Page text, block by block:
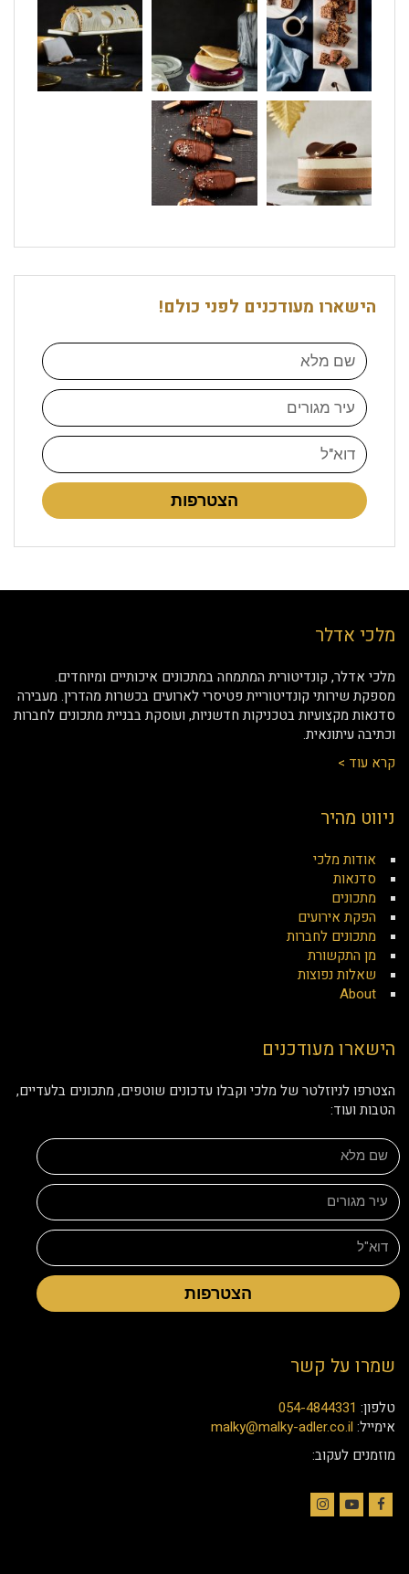
הישארו מעודכנים לפני כולם!
הצטרפות
מלכי אדלר
מלכי אדלר, קונדיטורית המתמחה במתכונים איכותיים ומיוחדים.
מספקת שירותי קונדיטוריית פטיסרי לארועים בכשרות מהדרין. מעבירה
סדנאות מקצועיות בטכניקות חדשניות, ועוסקת בבניית מתכונים לחברות
וכתיבה עיתונאית.
קרא עוד >
ניווט מהיר
אודות מלכי
סדנאות
מתכונים
הפקת אירועים
מתכונים לחברות
מן התקשורת
שאלות נפוצות
About
הישארו מעודכנים
הצטרפו לניוזלטר של מלכי וקבלו עדכונים שוטפים, מתכונים בלעדיים,
הטבות ועוד:
הצטרפות
שמרו על קשר
טלפון: 054-4844331
אימייל: malky@malky-adler.co.il
מוזמנים לעקוב: